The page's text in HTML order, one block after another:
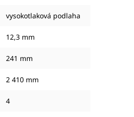
vysokotlaková podlaha
12,3 mm
241 mm
2 410 mm
4